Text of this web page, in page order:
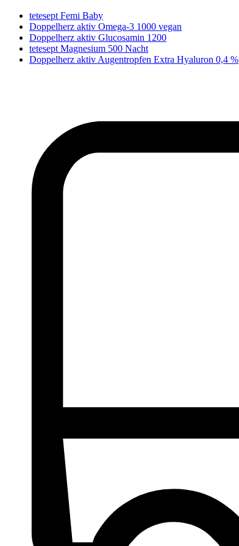
tetesept Femi Baby
Doppelherz aktiv Omega-3 1000 vegan
Doppelherz aktiv Glucosamin 1200
tetesept Magnesium 500 Nacht
Doppelherz aktiv Augentropfen Extra Hyaluron 0,4 %